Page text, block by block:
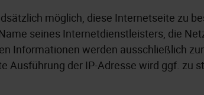
möglich, diese Internetseite zu
seines Internetdienstleisters, die
Informationen werden ausschließlich
Ausführung der IP-Adresse wird ggf. zu